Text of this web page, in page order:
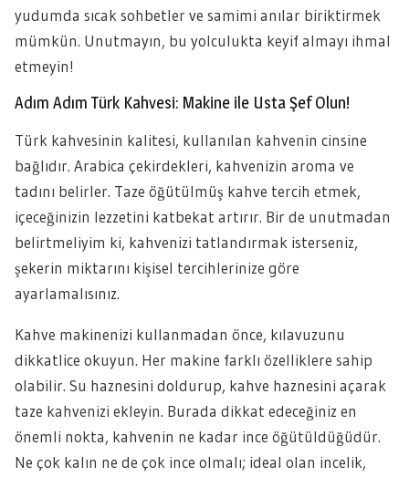
yudumda sıcak sohbetler ve samimi anılar biriktirmek
mümkün. Unutmayın, bu yolculukta keyif almayı ihmal
etmeyin!
Adım Adım Türk Kahvesi: Makine ile Usta Şef Olun!
Türk kahvesinin kalitesi, kullanılan kahvenin cinsine
bağlıdır. Arabica çekirdekleri, kahvenizin aroma ve
tadını belirler. Taze öğütülmüş kahve tercih etmek,
içeceğinizin lezzetini katbekat artırır. Bir de unutmadan
belirtmeliyim ki, kahvenizi tatlandırmak isterseniz,
şekerin miktarını kişisel tercihlerinize göre
ayarlamalısınız.
Kahve makinenizi kullanmadan önce, kılavuzunu
dikkatlice okuyun. Her makine farklı özelliklere sahip
olabilir. Su haznesini doldurup, kahve haznesini açarak
taze kahvenizi ekleyin. Burada dikkat edeceğiniz en
önemli nokta, kahvenin ne kadar ince öğütüldüğüdür.
Ne çok kalın ne de çok ince olmalı; ideal olan incelik,